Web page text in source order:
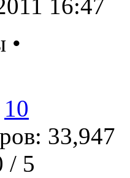
16:47
•
10
33,947
/ 5